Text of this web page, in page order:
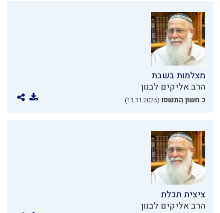
מצלמות בשבת
הרב אליקים לבנון
כ חשון התשפו (11.11.2025)
ציצית תכלת
הרב אליקים לבנון